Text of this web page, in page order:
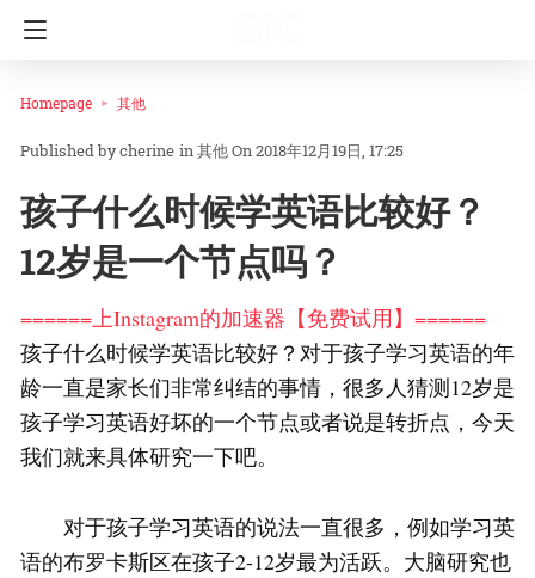
Homepage 其他
cherine in其他On 2018年12月19日, 17:25
孩子什么时候学英语比较好？
12岁是一个节点吗？
======上Instagram的加速器【免费试用】======
孩子什么时候学英语比较好？对于孩子学习英语的年
龄一直是家长们非常纠结的事情，很多人猜测12岁是
孩子学习英语好坏的一个节点或者说是转折点，今天
我们就来具体研究一下吧。
对于孩子学习英语的说法一直很多，例如学习英
语的布罗卡斯区在孩子2-12岁最为活跃。大脑研究也